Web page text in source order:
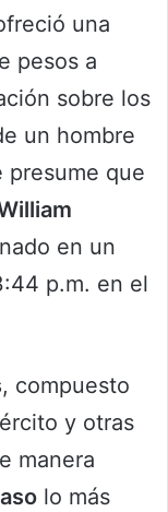
una
pesos a
sobre los
un hombre
presume que
en un
p.m. en el
, compuesto
y otras
manera
lo más